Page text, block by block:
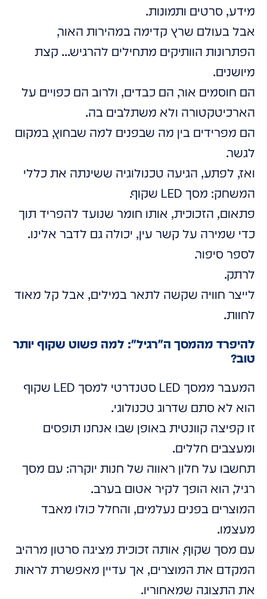
מידע, סרטים ותמונות.
אבל בעולם שרץ קדימה במהירות האור,
הפתרונות הוותיקים מתחילים להרגיש... קצת
מיושנים.
הם חוסמים אור, הם כבדים, ולרוב הם כפויים על
הארכיטקטורה ולא משתלבים בה.
הם מפרידים בין מה שבפנים למה שבחוץ, במקום
לגשר.
ואז, לפתע, הגיעה טכנולוגיה ששינתה את כללי
המשחק: מסך LED שקוף.
פתאום, הזכוכית, אותו חומר שנועד להפריד תוך
כדי שמירה על קשר עין, יכולה גם לדבר אלינו.
לספר סיפור.
לרתק.
לייצר חוויה שקשה לתאר במילים, אבל קל מאוד
לחוות.
להיפרד מהמסך ה"רגיל": למה פשוט שקוף יותר
טוב?
המעבר ממסך LED סטנדרטי למסך LED שקוף
הוא לא סתם שדרוג טכנולוגי.
זו קפיצה קוונטית באופן שבו אנחנו תופסים
ומעצבים חללים.
תחשבו על חלון ראווה של חנות יוקרה: עם מסך
רגיל, הוא הופך לקיר אטום בערב.
המוצרים בפנים נעלמים, והחלל כולו מאבד
מעצמו.
עם מסך שקוף, אותה זכוכית מציגה סרטון מרהיב
המקדם את המוצרים, אך עדיין מאפשרת לראות
את התצוגה שמאחוריו.